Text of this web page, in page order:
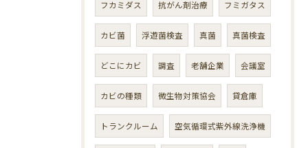
フカミダス 抗がん剤治療 フミガタス
カビ菌 浮遊菌検査 真菌 真菌検査
どこにカビ 調査 老舗企業 会議室
カビの種類 微生物対策協会 貸倉庫
トランクルーム 空気循環式紫外線洗浄機